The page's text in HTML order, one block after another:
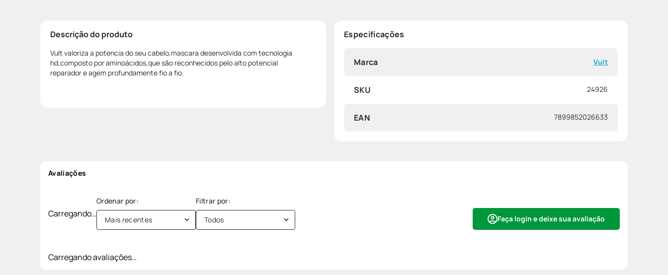
Descrição do produto
Vult valoriza a potencia do seu cabelo,mascara desenvolvida com tecnologia
hd,composto por aminoácidos,que são reconhecidos pelo alto potencial
reparador e agem profundamente fio a fio.
Especificações
Marca Vult
SKU 24926
EAN 7899852026633
Avaliações
Carregando… Faça login e deixe sua avaliação
Mais recentes Todos
Carregando avaliações…